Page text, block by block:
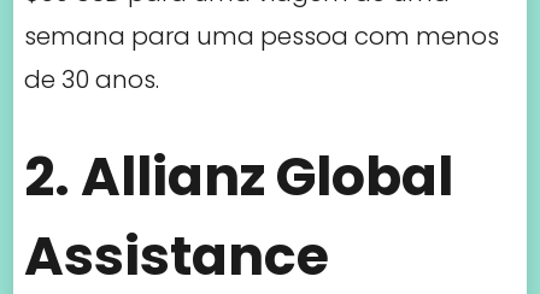
A Allianz Global Assistance é uma das
oferecendo uma ampla gama de
planos de seguro de viagem para
Portugal. Os preços dos seguros de
viagem com a Allianz Global Assistance